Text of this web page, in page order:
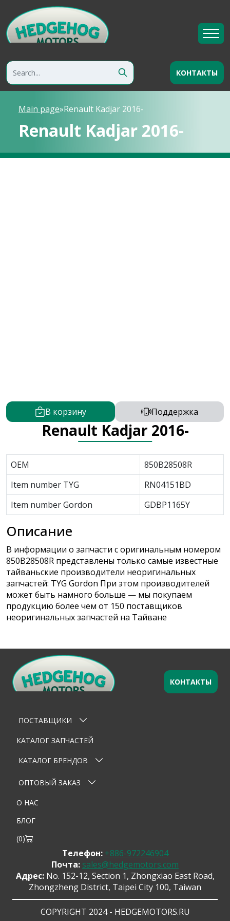
КОНТАКТЫ
Main page»Renault Kadjar 2016-
Renault Kadjar 2016-
В корзину Поддержка
Renault Kadjar 2016-
OEM
850B28508R
Item number TYG
RN04151BD
Item number Gordon
GDBP1165Y
Описание
В информации о запчасти с оригинальным номером
850B28508R представлены только самые известные
тайваньские производители неоригинальных
запчастей: TYG Gordon При этом производителей
может быть намного больше — мы покупаем
продукцию более чем от 150 поставщиков
неоригинальных запчастей на Тайване
Оставьте заявку ×
Тема
Отправить сообщение
ПОСТАВЩИКИ
КАТАЛОГ ЗАПЧАСТЕЙ
КАТАЛОГ БРЕНДОВ
ОПТОВЫЙ ЗАКАЗ
О НАС
БЛОГ
(0)
КОНТАКТЫ
Телефон: +886-972246904
Почта: sales@hedgemotors.com
Адрес:No. 152-12, Section 1, Zhongxiao East Road,
Zhongzheng District, Taipei City 100, Taiwan
COPYRIGHT 2024 - HEDGEMOTORS.RU